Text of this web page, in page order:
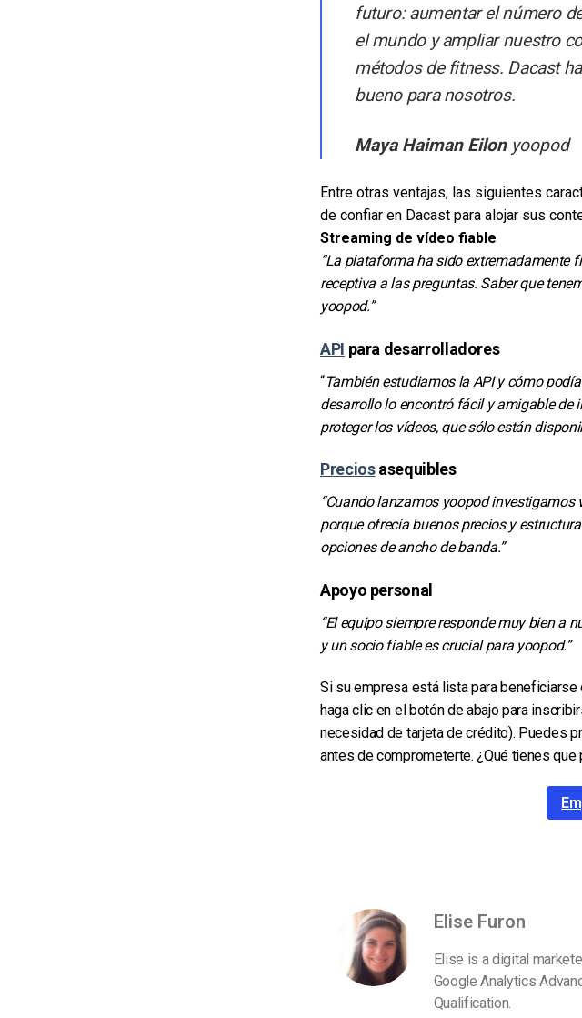
futuro: aumentar el número
el mundo y ampliar nuestro
métodos de fitness. Dacast
bueno para nosotros.
Maya Haiman Eilon yoopod
Entre otras ventajas, las siguientes
de confiar en Dacast para alojar sus
Streaming de vídeo fiable
“La plataforma ha sido extremadamente
receptiva a las preguntas. Saber que
yoopod.”
API para desarrolladores
“También estudiamos la API y cómo
desarrollo lo encontró fácil y amigable de
proteger los vídeos, que sólo están
Preciosasequibles
“Cuando lanzamos yoopod
porque ofrecía buenos precios y
opciones de ancho de banda.”
Apoyo personal
“El equipo siempre responde muy bien a
y un socio fiable es crucial para yoopod.”
Si su empresa está lista para beneficiarse
haga clic en el botón de abajo para
necesidad de tarjeta de crédito). Puedes
antes de comprometerte. ¿Qué tienes que
Elise Furon
Elise is a digital
Google Analytics
Qualification.